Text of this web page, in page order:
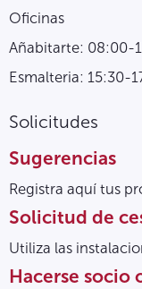
Oficinas
Añabitarte: 08:00-
Esmalteria: 15:30-
Solicitudes
Sugerencias
Registra aquí tus
Solicitud de
Utiliza las
Hacerse socio